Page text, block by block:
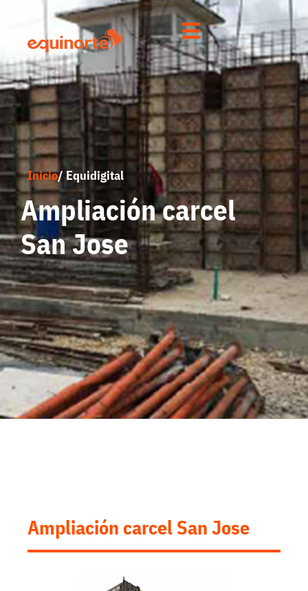
Inicio/ Equidigital
Ampliación carcel
San Jose
Ampliación carcel San Jose